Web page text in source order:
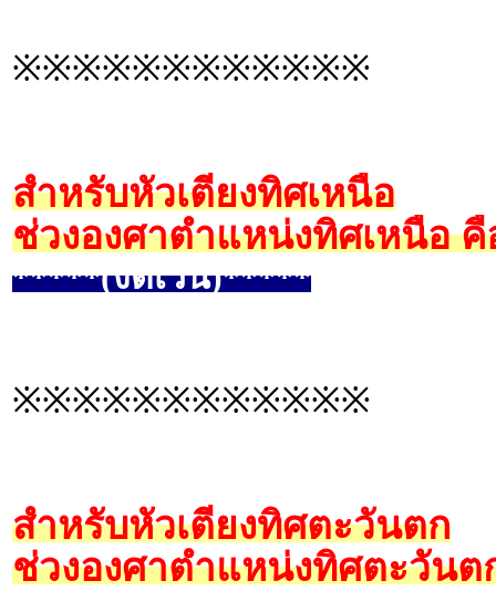
※※※※※※※※※※※※
สำหรับหัวเตียงทิศเหนือ
ช่วงองศาตำแหน่งทิศเหนือ คื
*****(งดเว้น)*****
※※※※※※※※※※※※
สำหรับหัวเตียงทิศตะวันตก
ช่วงองศาตำแหน่งทิศตะวันต